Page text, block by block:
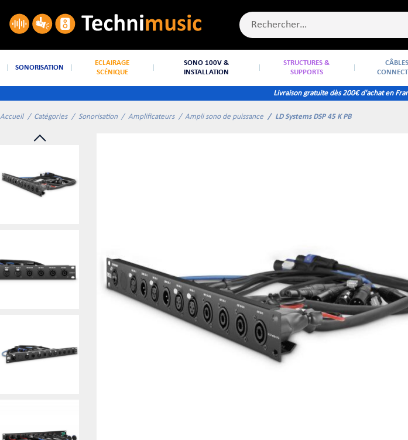
SONORISATION
ECLAIRAGE
SCÉNIQUE
SONO 100V &
INSTALLATION
STRUCTURES &
SUPPORTS
Livraison gratuite dès 200€ d'achat en
Accueil Catégories Sonorisation Amplificateurs Ampli sono de puissance LD Systems DSP 45 K PB